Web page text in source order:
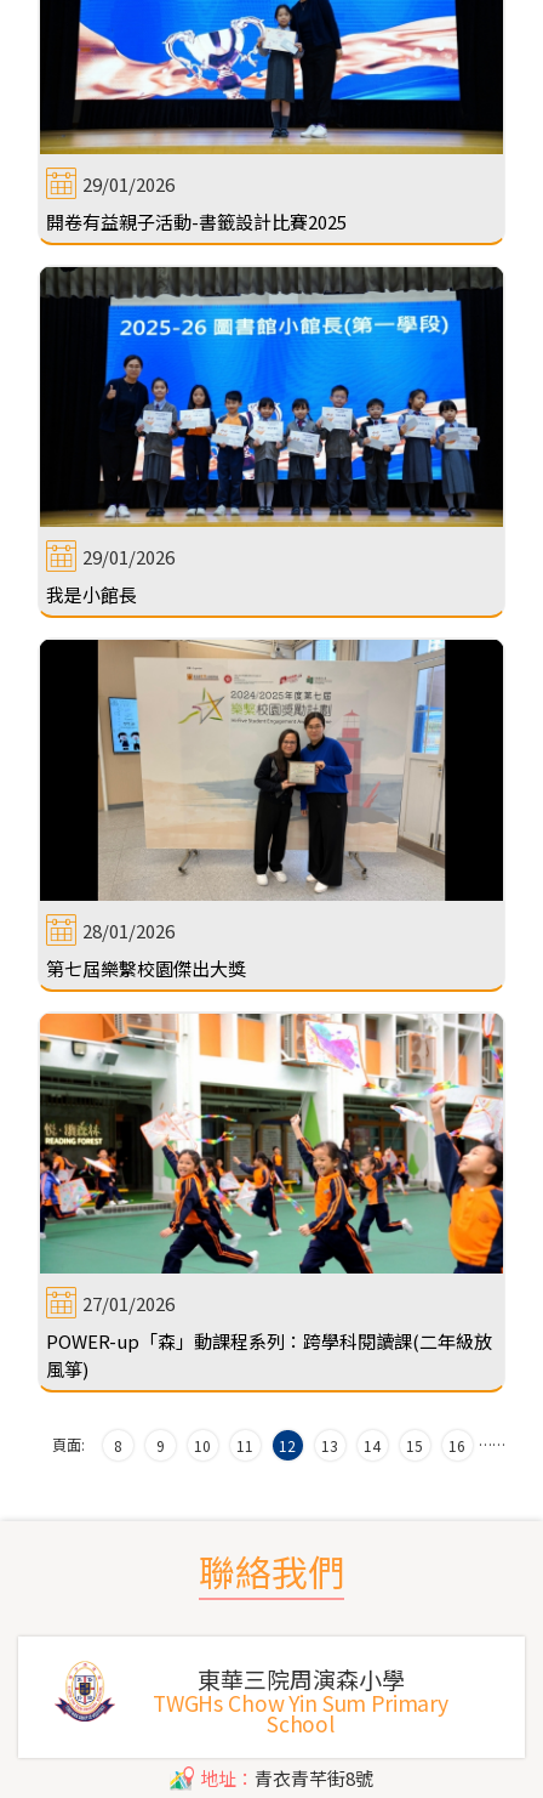
29/01/2026
開卷有益親子活動-書籤設計比賽2025
29/01/2026
我是小館長
28/01/2026
第七屆樂繫校園傑出大獎
27/01/2026
POWER-up「森」動課程系列：跨學科閱讀課(二年級放
風箏)
頁面: …
8 9 10 11 12 13 14 15 16 …
聯絡我們
東華三院周演森小學
TWGHs Chow Yin Sum Primary
School
地址： 青衣青芊街8號